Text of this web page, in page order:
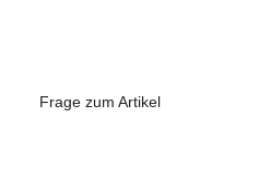
Frage zum Artikel